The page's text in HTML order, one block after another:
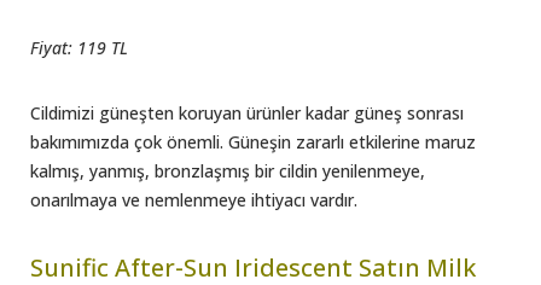
Fiyat: 119 TL
Cildimizi güneşten koruyan ürünler kadar güneş sonrası
bakımımızda çok önemli. Güneşin zararlı etkilerine maruz
kalmış, yanmış, bronzlaşmış bir cildin yenilenmeye,
onarılmaya ve nemlenmeye ihtiyacı vardır.
Sunific After-Sun Iridescent Satın Milk